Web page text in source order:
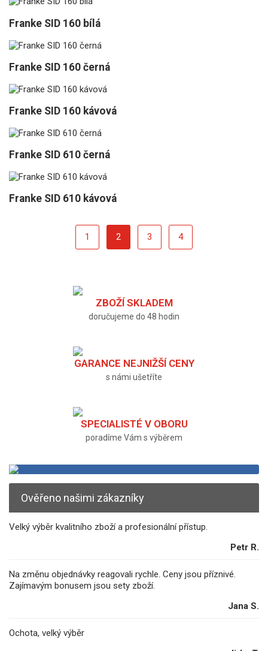
Franke SID 160 bílá
Franke SID 160 černá
Franke SID 160 kávová
Franke SID 610 černá
Franke SID 610 kávová
1 2 3 4
ZBOŽÍ SKLADEM
doručujeme do 48 hodin
GARANCE NEJNIŽŠÍ CENY
s námi ušetříte
SPECIALISTÉ V OBORU
poradíme Vám s výběrem
Ověřeno našimi zákazníky
Velký výběr kvalitního zboží a profesionální přístup.
Petr R.
Na změnu objednávky reagovali rychle. Ceny jsou příznivé.
Zajímavým bonusem jsou sety zboží.
Jana S.
Ochota, velký výběr